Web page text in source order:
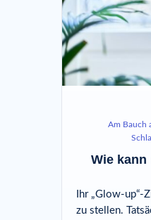
Am Bauch
Wie kann
Ihr „Glow-up“-
zu stellen.